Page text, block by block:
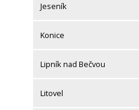
Jeseník
Konice
Lipník nad Bečvou
Litovel